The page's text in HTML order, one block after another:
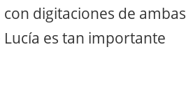
digitaciones de ambas
es tan importante